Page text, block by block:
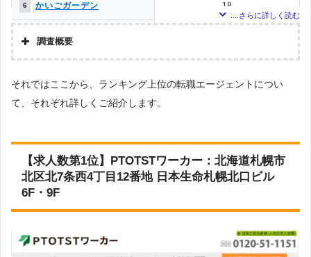
6 かいごガーデン 18
クリックジョブ介護
11
介護JJ（介護ジャストジョ
ブ）
1
13 0
13 PTOT転職ナビ 0
調査概要
株式会社アドバンスフロー
調査対象とした転職エージェントについて
ができる」企業を対象。
調査対象とした求人について
上記で調査対象とした転職エージェントがWEBサイトで公開している求人のう
ち、「条件：言語聴覚士」「地域：北海道」の条件に合致する求人数をカウン
求人数ランキング上部または下部に記載
それではここから、ランキング上位の転職エージェントについ
て、それぞれ詳しくご紹介します。
【求人数第1位】PTOTSTワーカー：北海道札幌市
北区北7条西4丁目12番地 日本生命札幌北口ビル
6F・9F